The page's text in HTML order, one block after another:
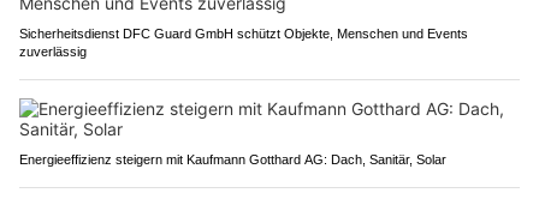
Sicherheitsdienst DFC Guard GmbH schützt Objekte, Menschen und Events
zuverlässig
Energieeffizienz steigern mit Kaufmann Gotthard AG: Dach, Sanitär, Solar